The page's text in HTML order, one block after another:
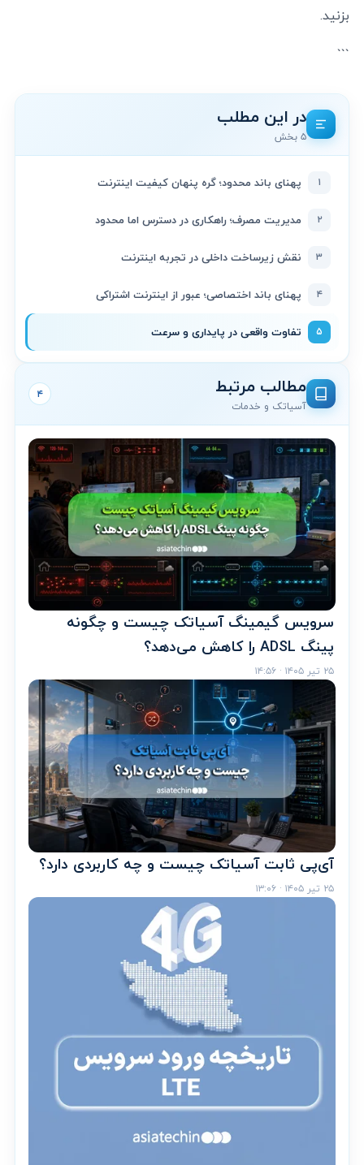
بزنید.
```
در این مطلب
۵ بخش
۱ پهنای باند محدود؛ گره پنهان کیفیت اینترنت
۲ مدیریت مصرف؛ راهکاری در دسترس اما محدود
۳ نقش زیرساخت داخلی در تجربه اینترنت
۴ پهنای باند اختصاصی؛ عبور از اینترنت اشتراکی
۵ تفاوت واقعی در پایداری و سرعت
مطالب مرتبط
آسیاتک و خدمات
۴
سرویس گیمینگ آسیاتک چیست و چگونه
پینگ ADSL را کاهش می‌دهد؟
۲۵ تیر ۱۴۰۵ · ۱۴:۵۶
آی‌پی ثابت آسیاتک چیست و چه کاربردی دارد؟
۲۵ تیر ۱۴۰۵ · ۱۳:۰۶